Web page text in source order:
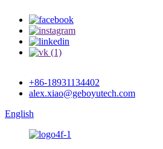
+86-18931134402
alex.xiao@geboyutech.com
English